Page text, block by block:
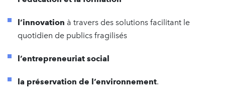
l’innovation à travers des solutions facilitant le
quotidien de publics fragilisés
l’entrepreneuriat social
la préservation de l’environnement.